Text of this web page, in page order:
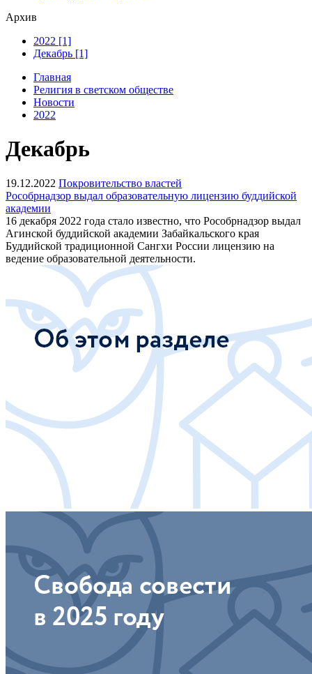
Архив
2022 [1]
Декабрь [1]
Главная
Религия в светском обществе
Новости
2022
Декабрь
19.12.2022 Покровительство властей
Рособрнадзор выдал образовательную лицензию буддийской
академии
16 декабря 2022 года стало известно, что Рособрнадзор выдал
Агинской буддийской академии Забайкальского края
Буддийской традиционной Сангхи России лицензию на
ведение образовательной деятельности.